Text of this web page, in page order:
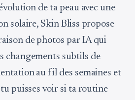
de ta peau avec une
solaire, Skin Bliss propose
de photos par IA qui
changements subtils de
au fil des semaines et
puisses voir si ta routine